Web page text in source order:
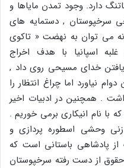
دارد. وجود تمدن مایاها و
سرخپوستان , دستمایه های
می توان به نهضت « تاکوی
اسپانیا با هدف اخراج
خدای مسیحی روی داد ,
نیاورد اما چراغ انتظار را
. همچنین در ادبیات اخیر
با نام انیکاری برمی خوریم .
وحشی اسطوره پردازی و
پادشاهی باستانی است که
از دست رفته سرخپوستان